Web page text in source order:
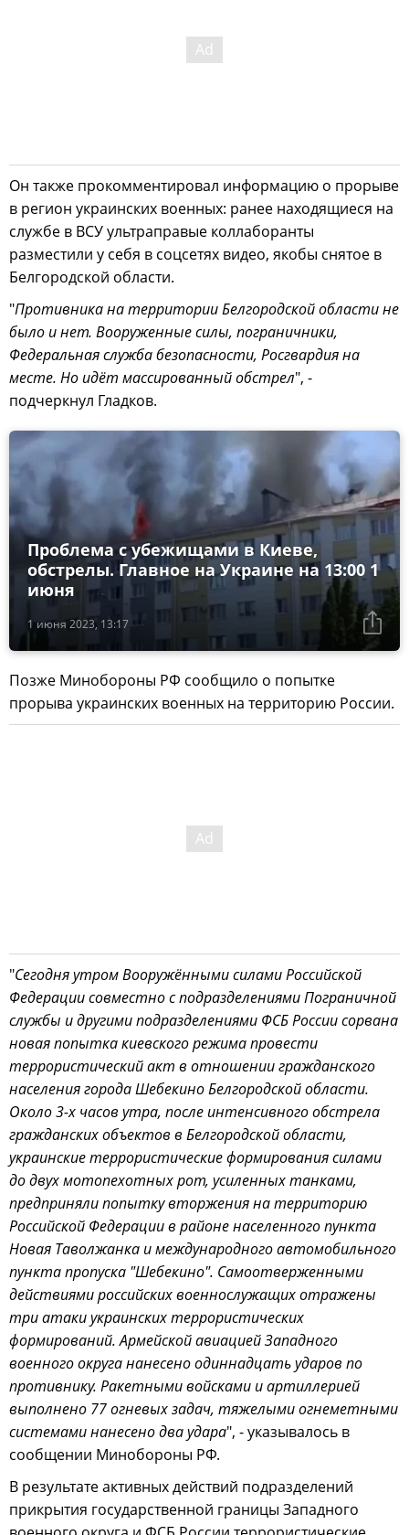
Он также прокомментировал информацию о прорыве
в регион украинских военных: ранее находящиеся на
службе в ВСУ ультраправые коллаборанты
разместили у себя в соцсетях видео, якобы снятое в
Белгородской области.
"Противника на территории Белгородской области не
было и нет. Вооруженные силы, пограничники,
Федеральная служба безопасности, Росгвардия на
месте. Но идёт массированный обстрел", -
подчеркнул Гладков.
1 июня 2023, 13:17
Проблема с убежищами в Киеве,
обстрелы. Главное на Украине на 13:00 1
июня
Позже Минобороны РФ сообщило о попытке
прорыва украинских военных на территорию России.
"Сегодня утром Вооружёнными силами Российской
Федерации совместно с подразделениями Пограничной
службы и другими подразделениями ФСБ России сорвана
новая попытка киевского режима провести
террористический акт в отношении гражданского
населения города Шебекино Белгородской области.
Около 3-х часов утра, после интенсивного обстрела
гражданских объектов в Белгородской области,
украинские террористические формирования силами
до двух мотопехотных рот, усиленных танками,
предприняли попытку вторжения на территорию
Российской Федерации в районе населенного пункта
Новая Таволжанка и международного автомобильного
пункта пропуска "Шебекино". Самоотверженными
действиями российских военнослужащих отражены
три атаки украинских террористических
формирований. Армейской авиацией Западного
военного округа нанесено одиннадцать ударов по
противнику. Ракетными войсками и артиллерией
выполнено 77 огневых задач, тяжелыми огнеметными
системами нанесено два удара", - указывалось в
сообщении Минобороны РФ.
В результате активных действий подразделений
прикрытия государственной границы Западного